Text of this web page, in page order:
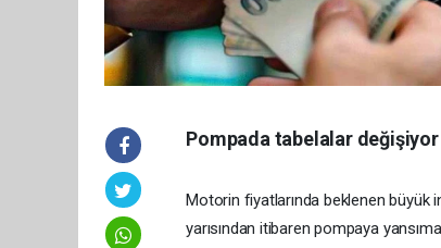
Pompada tabelalar değişiyor
Motorin fiyatlarında beklenen büyük
yarısından itibaren pompaya